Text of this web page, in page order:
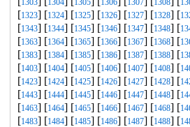
1303 1304 1305 1306 1307 1308
[1323] [1324] [1325] [1326] [1327] [1328] [
[1343] [1344] [1345] [1346] [1347] [1348] [
[1363] [1364] [1365] [1366] [1367] [1368] [
[1383] [1384] [1385] [1386] [1387] [1388] [
[1403] [1404] [1405] [1406] [1407] [1408] [
[1423] [1424] [1425] [1426] [1427] [1428] [
[1443] [1444] [1445] [1446] [1447] [1448] [
[1463] [1464] [1465] [1466] [1467] [1468] [
[1483] [1484] [1485] [1486] [1487] [1488] [